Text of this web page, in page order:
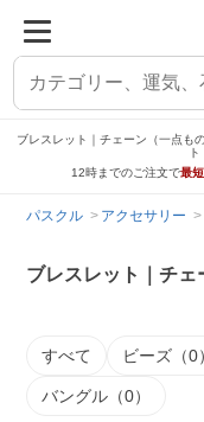
ブレスレット｜チェーン（一点も
12時までのご注文で最
パスクル アクセサリー
ブレスレット｜チェ
すべて ビーズ（0
バングル（0）